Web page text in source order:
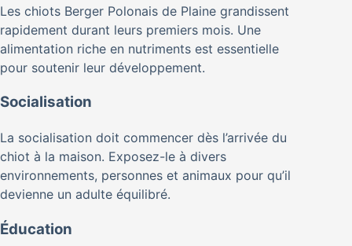
Les chiots Berger Polonais de Plaine grandissent
rapidement durant leurs premiers mois. Une
alimentation riche en nutriments est essentielle
pour soutenir leur développement.
Socialisation
La socialisation doit commencer dès l’arrivée du
chiot à la maison. Exposez-le à divers
environnements, personnes et animaux pour qu’il
devienne un adulte équilibré.
Éducation